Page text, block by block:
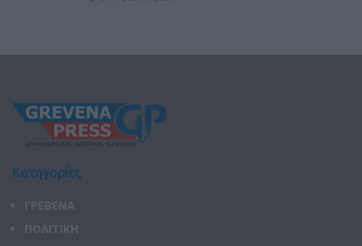
Κατηγορίες
ΓΡΕΒΕΝΑ
ΠΟΛΙΤΙΚΗ